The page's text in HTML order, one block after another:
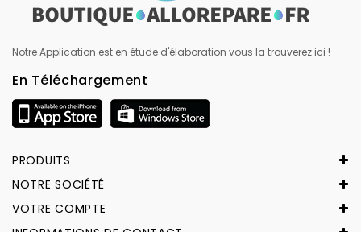
Notre Application est en étude d'élaboration vous la trouverez ici !
En Téléchargement
PRODUITS
NOTRE SOCIÉTÉ
VOTRE COMPTE